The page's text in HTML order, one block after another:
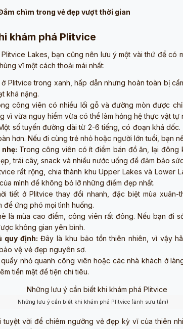
chìm trong vẻ đẹp vượt thời gian
khám phá Plitvice
Lakes, bạn cũng nên lưu ý một vài thứ để có
vĩ một cách thoải mái nhất:
Plitvice trong xanh, hấp dẫn nhưng hoàn toàn bị
khá nặng.
công viên có nhiều lối gỗ và đường mòn được
vì vừa nguy hiểm vừa có thể làm hỏng hệ thực vật tự
số tuyến đường dài từ 2-6 tiếng, có đoạn khá
hơn. Nếu đi cùng trẻ nhỏ hoặc người lớn tuổi, bạn
Trong công viên có ít điểm bán đồ ăn, lại đông
trái cây, snack và nhiều nước uống để đảm bảo
rất rộng, chia thành khu Upper Lakes và Lower
mình để không bỏ lỡ những điểm đẹp nhất.
tiết ở Plitvice thay đổi nhanh, đặc biệt mùa xuân-
để ứng phó mọi tình huống.
là mùa cao điểm, công viên rất đông. Nếu bạn đi
không gian yên bình.
quy định: Đây là khu bảo tồn thiên nhiên, vì vậy
vệ vẻ đẹp nguyên sơ.
quầy nhỏ quanh công viên hoặc các nhà khách ở
tiền mặt để tiện chi tiêu.
Những lưu ý cần biết khi khám phá Plitvice (ảnh sưu tầm)
tuyệt vời để chiêm ngưỡng vẻ đẹp kỳ vĩ của thiên